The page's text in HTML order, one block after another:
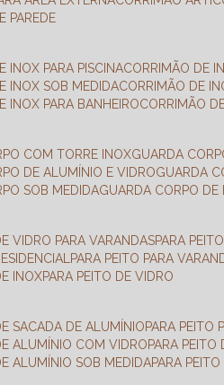
PAREDE
INOX PARA PISCINA
CORRIMÃO DE
INOX SOB MEDIDA
CORRIMÃO DE
INOX PARA BANHEIRO
CORRIMÃO
COM TORRE INOX
GUARDA
DE ALUMÍNIO E VIDRO
GUARDA
SOB MEDIDA
GUARDA CORPO DE
VIDRO PARA VARANDAS PARA
PARA PEITO PARA
INOX PARA PEITO DE VIDRO
SACADA DE ALUMÍNIO PARA PEITO
ALUMÍNIO COM VIDRO PARA
ALUMÍNIO SOB MEDIDA PARA